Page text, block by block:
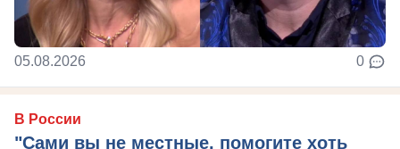
05.08.2026 0
В России
"Сами вы не местные, помогите хоть